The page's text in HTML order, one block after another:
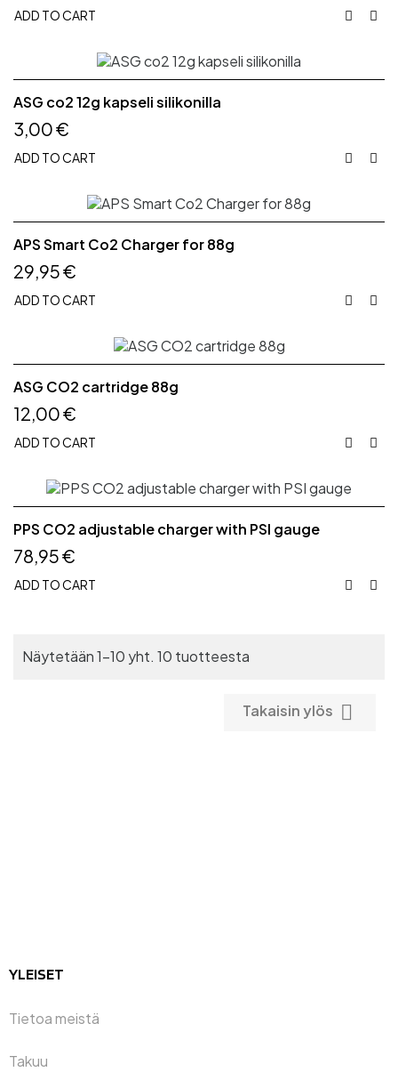
ADD TO CART  
ASG co2 12g kapseli silikonilla
3,00 €
ADD TO CART  
APS Smart Co2 Charger for 88g
29,95 €
ADD TO CART  
ASG CO2 cartridge 88g
12,00 €
ADD TO CART  
PPS CO2 adjustable charger with PSI gauge
78,95 €
ADD TO CART  
Näytetään 1-10 yht. 10 tuotteesta
Takaisin ylös 
YLEISET
Tietoa meistä
Takuu